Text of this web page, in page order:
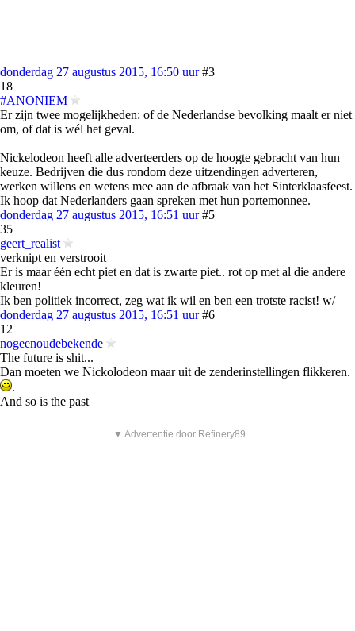
donderdag 27 augustus 2015, 16:50 uur #3
18
#ANONIEM
Er zijn twee mogelijkheden: of de Nederlandse bevolking maalt er niet
om, of dat is wél het geval.
Nickelodeon heeft alle adverteerders op de hoogte gebracht van hun
keuze. Bedrijven die dus rondom deze uitzendingen adverteren,
werken willens en wetens mee aan de afbraak van het Sinterklaasfeest.
Ik hoop dat Nederlanders gaan spreken met hun portemonnee.
donderdag 27 augustus 2015, 16:51 uur #5
35
geert_realist
verknipt en verstrooit
Er is maar één echt piet en dat is zwarte piet.. rot op met al die andere
kleuren!
Ik ben politiek incorrect, zeg wat ik wil en ben een trotste racist! w/
donderdag 27 augustus 2015, 16:51 uur #6
12
nogeenoudebekende
The future is shit...
Dan moeten we Nickolodeon maar uit de zenderinstellingen flikkeren.
.
And so is the past
▼ Advertentie door Refinery89